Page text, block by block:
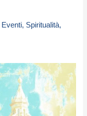
Eventi, Spiritualità,